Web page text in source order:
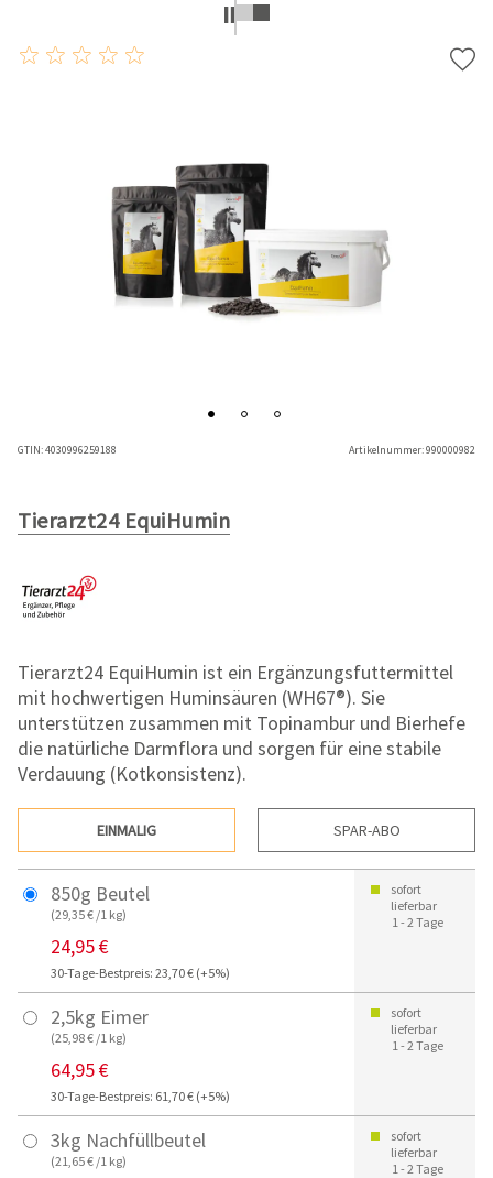
GTIN:4030996259188 Artikelnummer:990000982
Tierarzt24 EquiHumin
Tierarzt24 EquiHumin ist ein Ergänzungsfuttermittel
mit hochwertigen Huminsäuren (WH67®). Sie
unterstützen zusammen mit Topinambur und Bierhefe
die natürliche Darmflora und sorgen für eine stabile
Verdauung (Kotkonsistenz).
EINMALIG SPAR-ABO
850g Beutel
(29,35 € /1 kg)
24,95 €
30-Tage-Bestpreis: 23,70 € (+5%)
sofort
lieferbar
1 - 2 Tage
2,5kg Eimer
(25,98 € /1 kg)
64,95 €
30-Tage-Bestpreis: 61,70 € (+5%)
sofort
lieferbar
1 - 2 Tage
3kg Nachfüllbeutel
(21,65 € /1 kg)
sofort
lieferbar
1 - 2 Tage